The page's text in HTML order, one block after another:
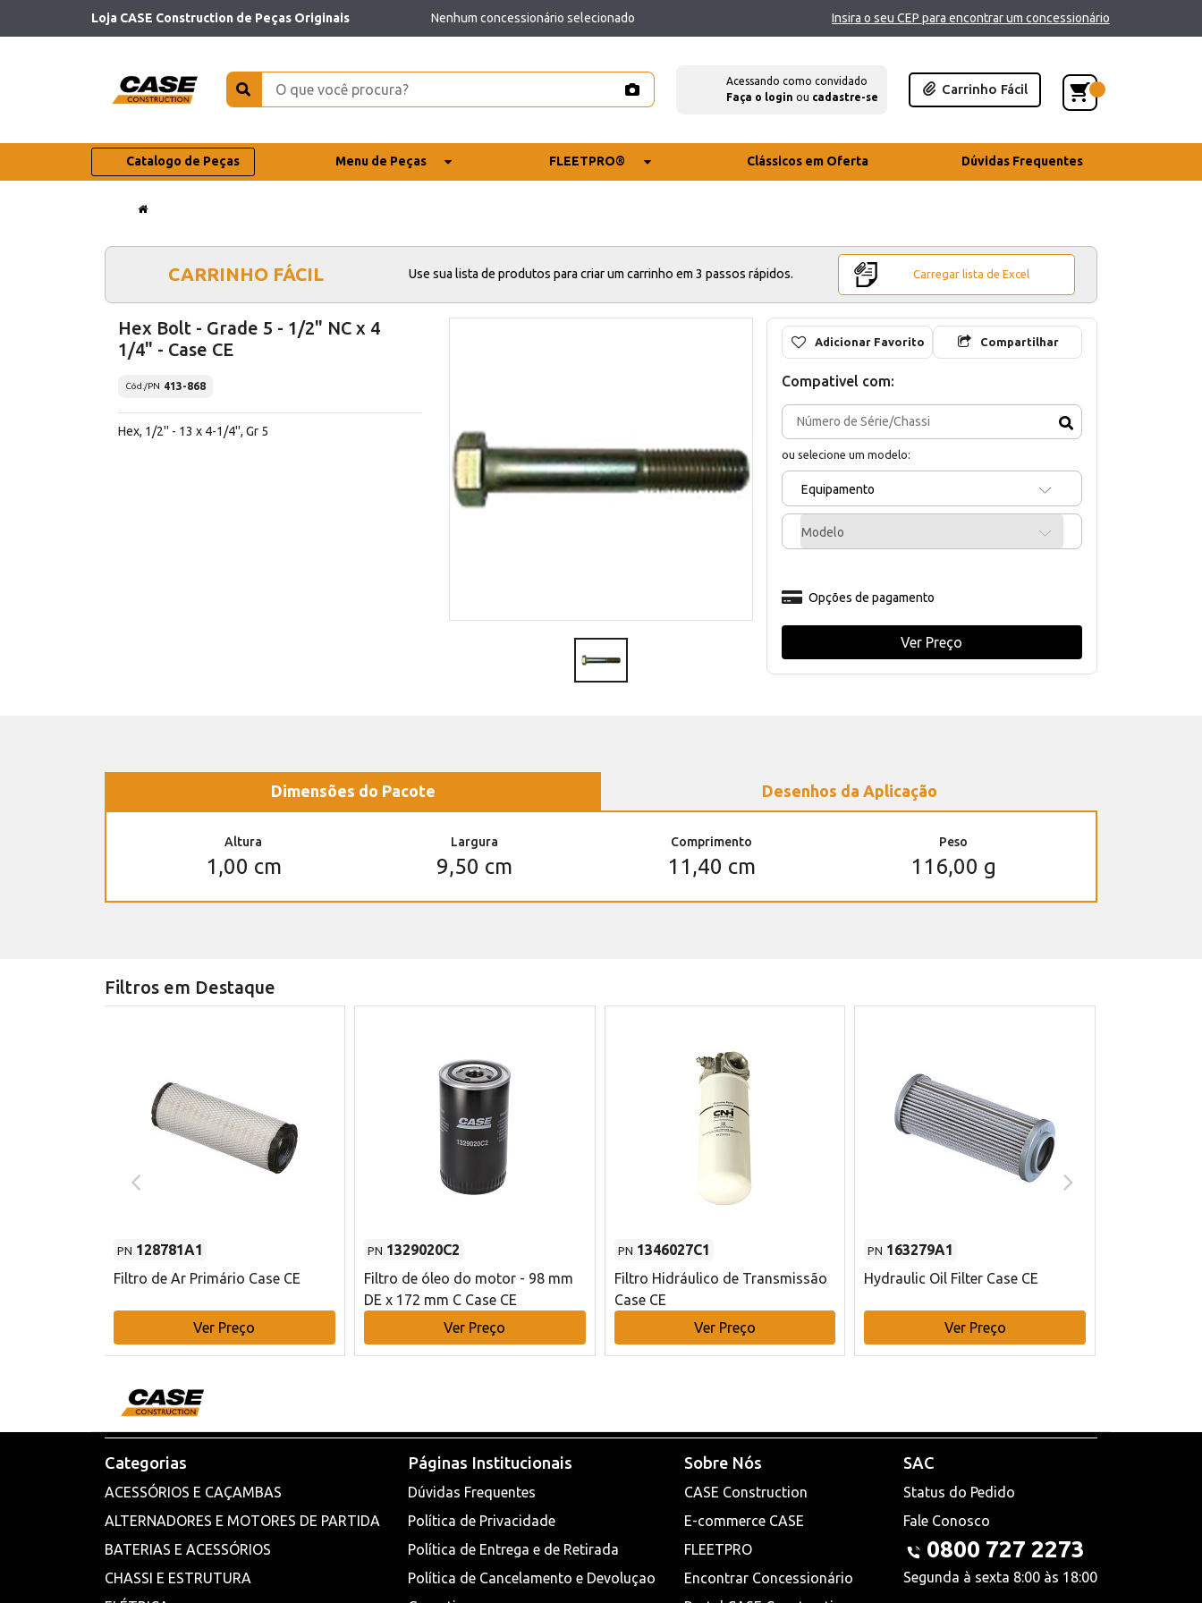
Loja CASE Construction de Peças Originais Nenhum concessionário selecionado Insira o seu CEP para encontrar um concessionário
Acessando como convidado
Faça o login ou cadastre-se
Carrinho Fácil
Catalogo de Peças Menu de Peças FLEETPRO® Clássicos em Oferta Dúvidas Frequentes
CARRINHO FÁCIL Use sua lista de produtos para criar um carrinho em 3 passos rápidos. Carregar lista de Excel
Hex Bolt - Grade 5 - 1/2" NC x 4
1/4" - Case CE
Cód./PN 413-868
Hex, 1/2'' - 13 x 4-1/4'', Gr 5
Adicionar Favorito Compartilhar
Compativel com:
ou selecione um modelo:
Equipamento
Modelo
Opções de pagamento
Ver Preço
Dimensões do Pacote Desenhos da Aplicação
Altura
1,00 cm
Largura
9,50 cm
Comprimento
11,40 cm
Peso
116,00 g
Filtros em Destaque
PN 128781A1
Filtro de Ar Primário Case CE
Ver Preço
PN 1329020C2
Filtro de óleo do motor - 98 mm
DE x 172 mm C Case CE
Ver Preço
PN 1346027C1
Filtro Hidráulico de Transmissão
Case CE
Ver Preço
PN 163279A1
Hydraulic Oil Filter Case CE
Ver Preço
Categorias
ACESSÓRIOS E CAÇAMBAS
ALTERNADORES E MOTORES DE PARTIDA
BATERIAS E ACESSÓRIOS
CHASSI E ESTRUTURA
Páginas Institucionais
Dúvidas Frequentes
Política de Privacidade
Política de Entrega e de Retirada
Política de Cancelamento e Devoluçao
Sobre Nós
CASE Construction
E-commerce CASE
FLEETPRO
Encontrar Concessionário
SAC
Status do Pedido
Fale Conosco
0800 727 2273
Segunda à sexta 8:00 às 18:00